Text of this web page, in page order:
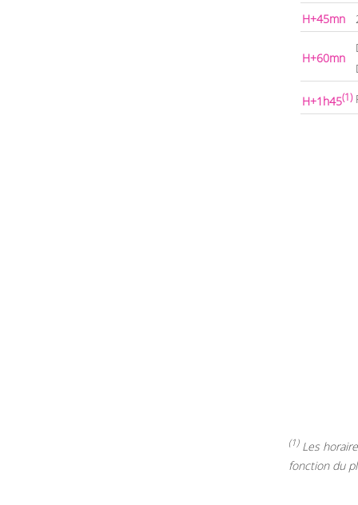
H+45mn
H+60mn
H+1h45(1)
(1)Les
fonction du